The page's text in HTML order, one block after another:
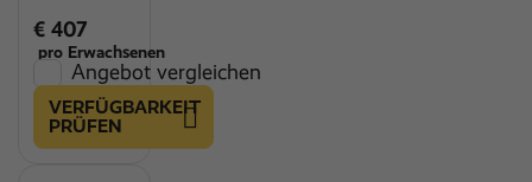
€ 407
pro Erwachsenen
Angebot vergleichen
VERFÜGBARKEIT
PRÜFEN